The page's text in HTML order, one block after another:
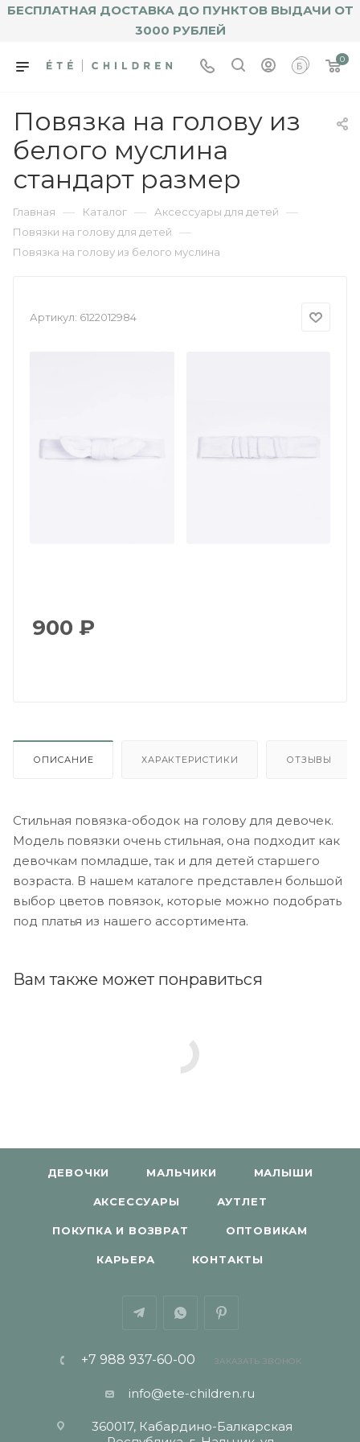
БЕСПЛАТНАЯ ДОСТАВКА ДО ПУНКТОВ ВЫДАЧИ ОТ
3000 РУБЛЕЙ
0
Повязка на голову из
белого муслина
стандарт размер
Главная — Каталог — Аксессуары для детей —
Повязки на голову для детей —
Повязка на голову из белого муслина
Артикул: 6122012984
900 ₽
ОПИСАНИЕ ХАРАКТЕРИСТИКИ ОТЗЫВЫ
Стильная повязка-ободок на голову для девочек.
Модель повязки очень стильная, она подходит как
девочкам помладше, так и для детей старшего
возраста. В нашем каталоге представлен большой
выбор цветов повязок, которые можно подобрать
под платья из нашего ассортимента.
Вам также может понравиться
ДЕВОЧКИ МАЛЬЧИКИ МАЛЫШИ
АКСЕССУАРЫ АУТЛЕТ
ПОКУПКА И ВОЗВРАТ ОПТОВИКАМ
КАРЬЕРА КОНТАКТЫ
+7 988 937-60-00 ЗАКАЗАТЬ ЗВОНОК
info@ete-children.ru
360017, Кабардино-Балкарская